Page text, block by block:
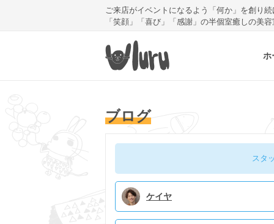
ご来店がイベントになるよう「何か」を創り続
「笑顔」「喜び」「感謝」の半個室癒しの美
ホ
ブログ
スタ
ケイヤ